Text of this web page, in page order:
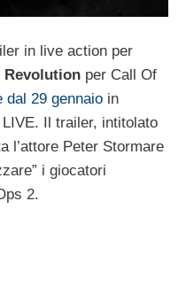
in live action per
Revolution per Call Of
dal 29 gennaio in
Il trailer, intitolato
l’attore Peter Stormare
i giocatori
2.